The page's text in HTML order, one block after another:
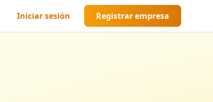
Iniciar sesión Registrar empresa